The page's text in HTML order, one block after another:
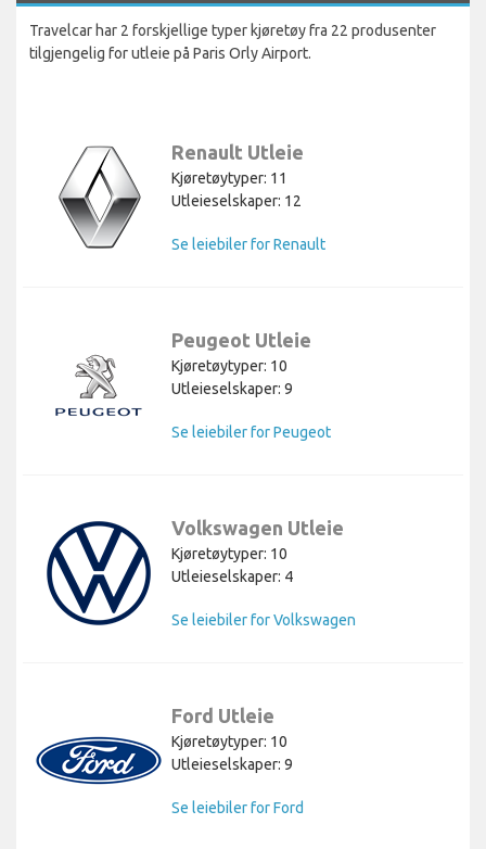
Travelcar har 2 forskjellige typer kjøretøy fra 22 produsenter
tilgjengelig for utleie på Paris Orly Airport.
Renault Utleie
Kjøretøytyper: 11
Utleieselskaper: 12
Se leiebiler for Renault
Peugeot Utleie
Kjøretøytyper: 10
Utleieselskaper: 9
Se leiebiler for Peugeot
Volkswagen Utleie
Kjøretøytyper: 10
Utleieselskaper: 4
Se leiebiler for Volkswagen
Ford Utleie
Kjøretøytyper: 10
Utleieselskaper: 9
Se leiebiler for Ford